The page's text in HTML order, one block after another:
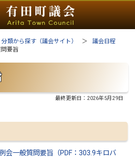
分類から探す（議会サイト）
議会日程
要旨
最終更新日：2026年5月29日
会一般質問要旨（PDF：303.9キロバ